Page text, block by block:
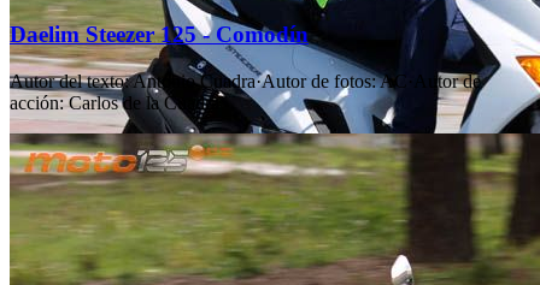
Daelim Steezer 125 - Comodín
Autor del texto:Antonio Cuadra·Autor de fotos:AC· Autor de
acción: Carlos de la Cuadra